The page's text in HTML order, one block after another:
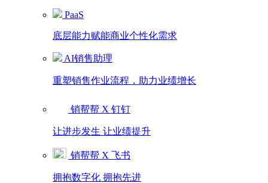
PaaS
底层能力赋能商业个性化需求
AI销售助理
重塑销售作业流程，助力业绩增长
销帮帮 X 钉钉
让进步发生 让业绩提升
销帮帮 X 飞书
拥抱数字化 拥抱先进